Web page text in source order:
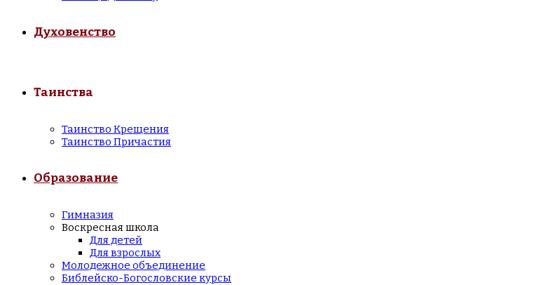
Духовенство
Таинства
Таинство Крещения
Таинство Причастия
Образование
Гимназия
Воскресная школа
Для детей
Для взрослых
Молодежное объединение
Библейско-Богословские курсы